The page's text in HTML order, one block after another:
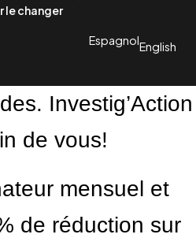
le changer
EspagnolEnglish
Investig’Action
de vous!
mensuel et
de réduction sur